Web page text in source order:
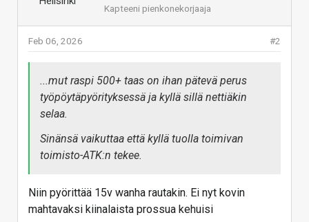
Kapteeni pienkonekorjaaja
#2
Feb 06, 2026
...mut raspi 500+ taas on ihan pätevä perus
työpöytäpyörityksessä ja kyllä sillä nettiäkin
selaa.
Sinänsä vaikuttaa että kyllä tuolla toimivan
toimisto-ATK:n tekee.
Niin pyörittää 15v wanha rautakin. Ei nyt kovin
mahtavaksi kiinalaista prossua kehuisi